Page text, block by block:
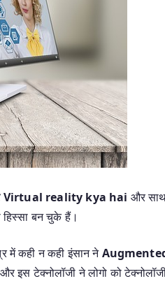
Virtual reality kya hai और
बन चुके हैं।
में कही न कही इंसान ने
इस टेक्नोलॉजी ने लोगो को